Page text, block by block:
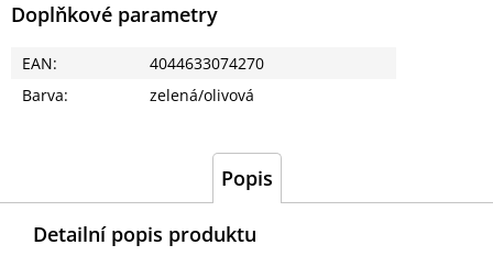
Doplňkové parametry
EAN:
4044633074270
Barva: zelená/olivová
Popis
Detailní popis produktu